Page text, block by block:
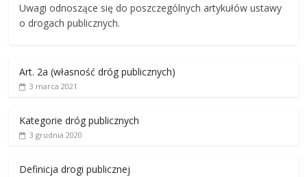
Uwagi odnoszące się do poszczególnych artykułów ustawy
o drogach publicznych.
Art. 2a (własność dróg publicznych)
3 marca 2021
Kategorie dróg publicznych
3 grudnia 2020
Definicja drogi publicznej